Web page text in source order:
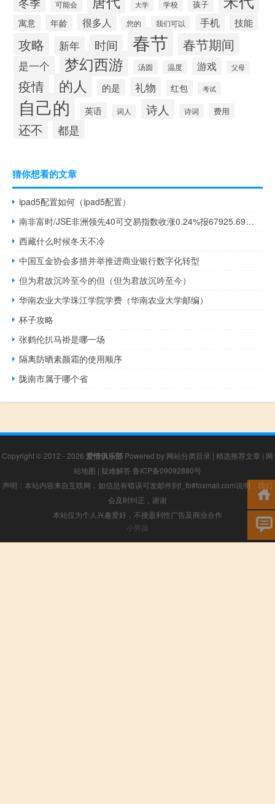
可能会 大学 学校 孩子
寓意 年龄 很多人 您的 我们可以 手机 技能
攻略 新年 时间 春节 春节期间
是一个 梦幻西游 汤圆 温度 游戏 父母
疫情 的人 的是 礼物 红包 考试
自己的 英语 词人 诗人 诗词 费用
还不 都是
猜你想看的文章
ipad5配置如何（ipad5配置）
南非富时/JSE非洲领先40可交易指数收涨0.24%报67925.69点本周累计上涨3.81%
西藏什么时候冬天不冷
中国互金协会多措并举推进商业银行数字化转型
但为君故沉吟至今的但（但为君故沉吟至今）
华南农业大学珠江学院学费（华南农业大学邮编）
杯子攻略
张鹤伦扒马褂是哪一场
隔离防晒素颜霜的使用顺序
陇南市属于哪个省
Copyright © 2012 - 2026 爱情俱乐部 Powered by 网站分类目录 | 精选推荐文章 | 网
站地图 | 疑难解答 鲁ICP备09092880号
声明：本站内容来自互联网，如信息有错误可发邮件到f_fb#foxmail.com说明，我们
会及时纠正，谢谢
本站仅为个人兴趣爱好，不接盈利性广告及商业合作
小男孩